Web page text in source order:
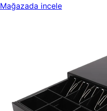
Mağazada incele